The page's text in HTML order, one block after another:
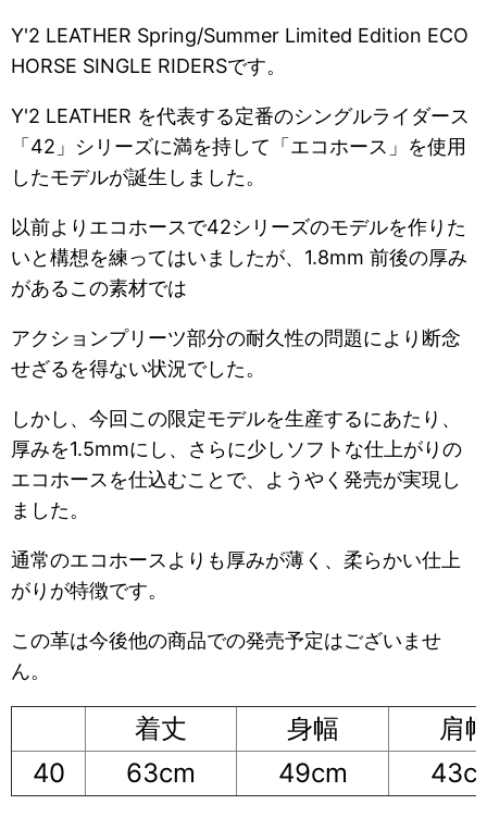
Y'2 LEATHER Spring/Summer Limited Edition ECO
HORSE SINGLE RIDERSです。
Y'2 LEATHER を代表する定番のシングルライダース
「42」シリーズに満を持して「エコホース」を使用
したモデルが誕生しました。
以前よりエコホースで42シリーズのモデルを作りた
いと構想を練ってはいましたが、1.8mm 前後の厚み
があるこの素材では
アクションプリーツ部分の耐久性の問題により断念
せざるを得ない状況でした。
しかし、今回この限定モデルを生産するにあたり、
厚みを1.5mmにし、さらに少しソフトな仕上がりの
エコホースを仕込むことで、ようやく発売が実現し
ました。
通常のエコホースよりも厚みが薄く、柔らかい仕上
がりが特徴です。
この革は今後他の商品での発売予定はございませ
ん。
着丈 身幅
肩
40
63cm 49cm